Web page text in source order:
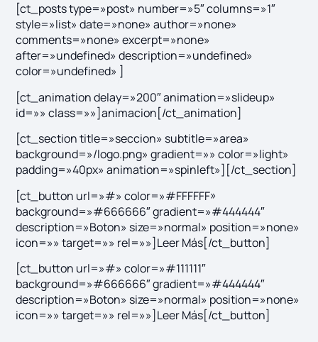
[ct_posts type=»post» number=»5″ columns=»1″
style=»list» date=»none» author=»none»
comments=»none» excerpt=»none»
after=»undefined» description=»undefined»
color=»undefined» ]
[ct_animation delay=»200″ animation=»slideup»
id=»» class=»»]animacion[/ct_animation]
[ct_section title=»seccion» subtitle=»area»
background=»/logo.png» gradient=»» color=»light»
padding=»40px» animation=»spinleft»][/ct_section]
[ct_button url=»#» color=»#FFFFFF»
background=»#666666″ gradient=»#444444″
description=»Boton» size=»normal» position=»none»
icon=»» target=»» rel=»»]Leer Más[/ct_button]
[ct_button url=»#» color=»#111111″
background=»#666666″ gradient=»#444444″
description=»Boton» size=»normal» position=»none»
icon=»» target=»» rel=»»]Leer Más[/ct_button]